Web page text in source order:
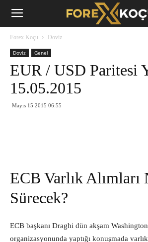
Forex
Forex Koçu Doviz
Doviz Genel
EUR / USD Paritesi
15.05.2015
Mayıs 15 2015 06:55
ECB Varlık Alımları
Sürecek?
ECB başkanı Draghi dün akşam
organizasyonunda yaptığı konuşmada